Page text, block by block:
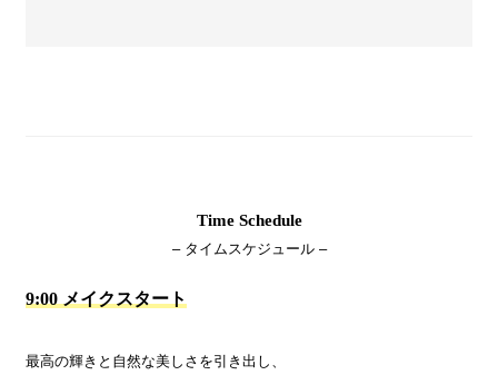
Time Schedule
– タイムスケジュール –
9:00 メイクスタート
最高の輝きと自然な美しさを引き出し、